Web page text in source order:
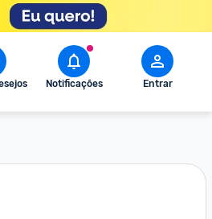
Notificações Entrar